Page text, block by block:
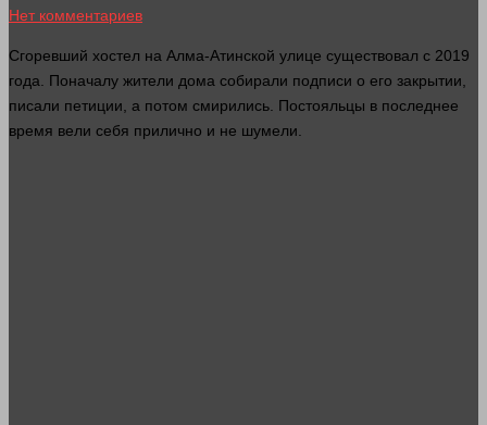
Нет комментариев
Сгоревший хостел на Алма-Атинской улице существовал с 2019
года . Поначалу жители дома собирали подписи о его закрытии,
писали петиции, а потом смирились. Постояльцы в последнее
время вели себя прилично и не шумели.